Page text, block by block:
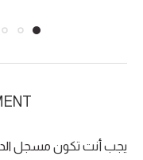
يجب أنت تكون مسجل